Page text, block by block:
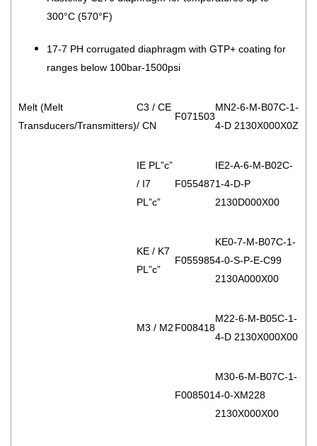
300°C (570°F)
17-7 PH corrugated diaphragm with GTP+ coating for
ranges below 100bar-1500psi
Melt (Melt
Transducers/Transmitters)
C3 / CE
/ CN
F071503
MN2-6-M-B07C-1-
4-D 2130X000X0Z
IE PL”c”
/ I7
PL”c”
F055487
IE2-A-6-M-B02C-
1-4-D-P
2130D000X00
KE / K7
PL”c”
F055985
KE0-7-M-B07C-1-
4-0-S-P-E-C99
2130A000X00
M3 / M2 F008418
M22-6-M-B05C-1-
4-D 2130X000X00
F008501
M30-6-M-B07C-1-
4-0-XM228
2130X000X00